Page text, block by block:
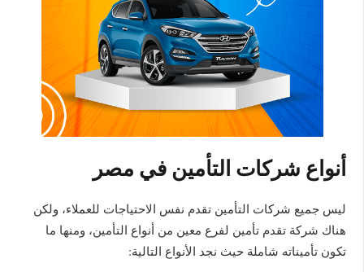
أنواع شركات التأمين في مصر
ليس جميع شركات التأمين تقدم نفس الاحتياجات للعملاء، ولكن
هناك شركة تقدم تأمين لفرع معين من أنواع التأمين، ومنها ما
تكون تأميناته شاملة حيث نجد الأنواع التالية: